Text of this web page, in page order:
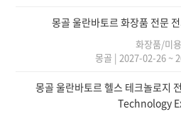
몽골 울란바토르 화장품 전문
화장품/미용
몽골 | 2027-02-26 ~
몽골 울란바토르 헬스 테크놀로
Technology